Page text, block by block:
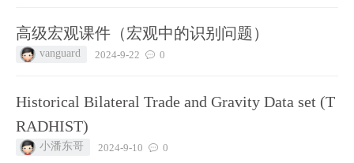
高级宏观课件（宏观中的识别问题）
vanguard 2024-9-22 0
Historical Bilateral Trade and Gravity Data set (T
RADHIST)
小潘东哥 2024-9-10 0